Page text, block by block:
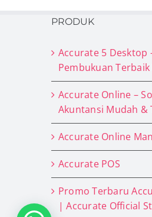
PRODUK
Accurate 5 Desktop
Pembukuan
Accurate Online –
Akuntansi Mudah &
Accurate Online
Accurate POS
Promo Terbaru
| Accurate Official